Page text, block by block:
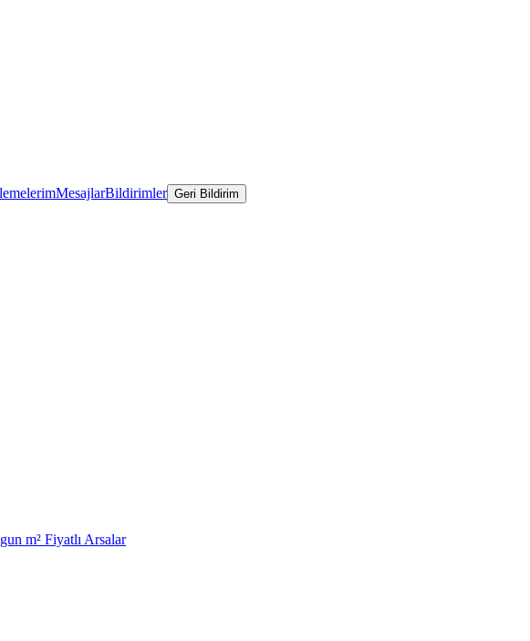
MesajlarBildirimler Geri Bildirim
m² Fiyatlı Arsalar